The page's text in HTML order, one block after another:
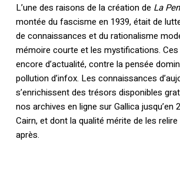
L’une des raisons de la création de La
montée du fascisme en 1939, était de
de connaissances et du rationalisme
mémoire courte et les mystifications.
encore d’actualité, contre la pensée
pollution d’infox. Les connaissances
s’enrichissent des trésors disponibles
nos archives en ligne sur Gallica jusqu’en
Cairn, et dont la qualité mérite de les
après.